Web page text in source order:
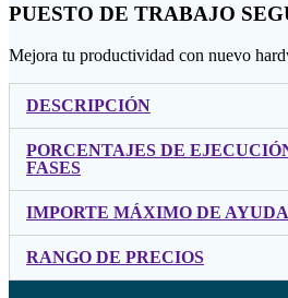
PUESTO DE TRABAJO
Mejora tu productividad con nuevo
DESCRIPCIÓN
PORCENTAJES DE
FASES
IMPORTE MÁXIMO DE AYUDA
RANGO DE PRECIOS